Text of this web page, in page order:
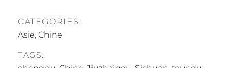
CATEGORIES:
Asie, Chine
TAGS: